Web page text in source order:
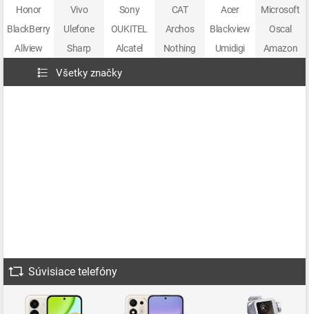
Honor
Vivo Sony CAT Acer
Microsoft
BlackBerry
Ulefone OUKITEL Archos Blackview
Oscal
Allview
Sharp Alcatel Nothing Umidigi Amazon
Všetky značky
Súvisiace telefóny